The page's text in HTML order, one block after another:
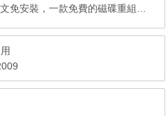
安裝，一款免費的磁碟重組軟體